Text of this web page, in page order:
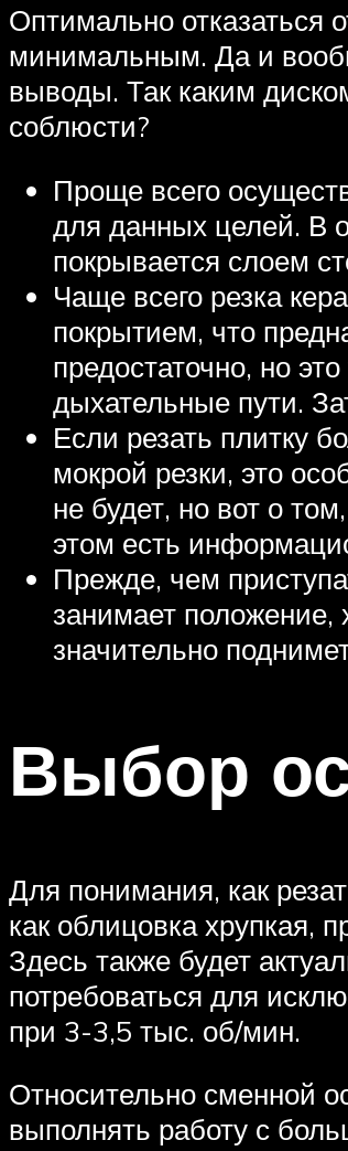
Оптимально отказаться
минимальным. Да и
выводы. Так каким
соблюсти?
Проще всего
для данных целей. В
покрывается слоем
Чаще всего резка
покрытием, что
предостаточно, но
дыхательные пути.
Если резать плитку
мокрой резки, это
не будет, но вот о
этом есть
Прежде, чем
занимает положение,
значительно
Выбор
Для понимания, как
как облицовка хрупкая,
Здесь также будет
потребоваться для
при 3-3,5 тыс. об/мин.
Относительно сменной
выполнять работу с